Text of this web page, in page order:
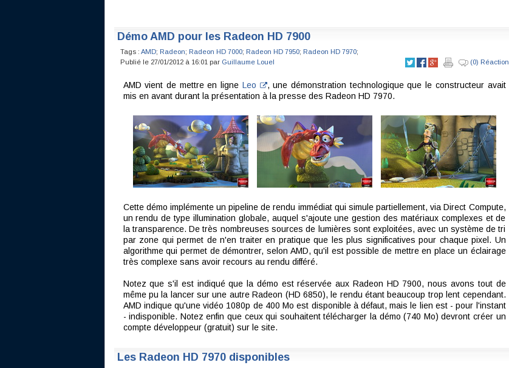
Démo AMD pour les Radeon HD 7900
Tags : AMD; Radeon; Radeon HD 7000; Radeon HD 7950; Radeon HD 7970;
Publié le 27/01/2012 à 16:01 par Guillaume Louel (0) Réaction
AMD vient de mettre en ligne Leo
, une démonstration technologique que le constructeur avait
mis en avant durant la présentation à la presse des Radeon HD 7970.
Cette démo implémente un pipeline de rendu immédiat qui simule partiellement, via Direct Compute,
un rendu de type illumination globale, auquel s'ajoute une gestion des matériaux complexes et de
la transparence. De très nombreuses sources de lumières sont exploitées, avec un système de tri
par zone qui permet de n'en traiter en pratique que les plus significatives pour chaque pixel. Un
algorithme qui permet de démontrer, selon AMD, qu'il est possible de mettre en place un éclairage
très complexe sans avoir recours au rendu différé.
Notez que s'il est indiqué que la démo est réservée aux Radeon HD 7900, nous avons tout de
même pu la lancer sur une autre Radeon (HD 6850), le rendu étant beaucoup trop lent cependant.
AMD indique qu'une vidéo 1080p de 400 Mo est disponible à défaut, mais le lien est - pour l'instant
- indisponible. Notez enfin que ceux qui souhaitent télécharger la démo (740 Mo) devront créer un
compte développeur (gratuit) sur le site.
Les Radeon HD 7970 disponibles